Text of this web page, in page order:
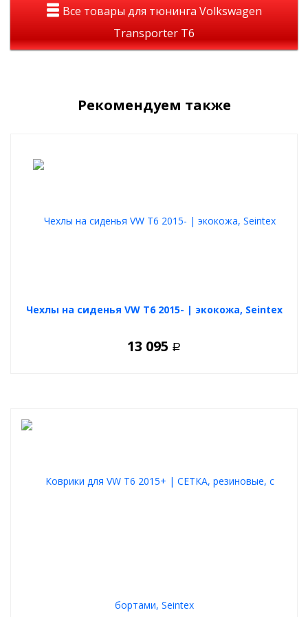
Все товары для тюнинга Volkswagen
Transporter T6
Рекомендуем также
Чехлы на сиденья VW T6 2015- | экокожа, Seintex
13 095 Р